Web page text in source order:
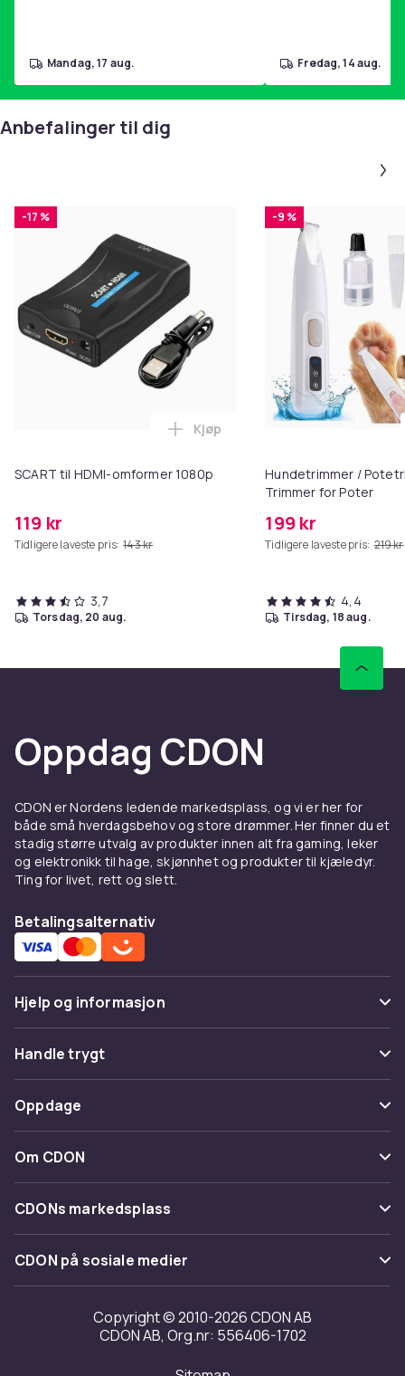
mandag, 17 aug. fredag, 14 aug.
Anbefalinger til dig
-17 %
SCART til HDMI-omformer 1080p
119 kr
Tidligere laveste pris: 143 kr
Legg SCART til HDMI-omformer
Kjøp
3,7
torsdag, 20 aug.
-9 %
Hundetrimmer /
Trimmer for Poter
199 kr
Tidligere laveste pris: 219 kr
4,4
tirsdag, 18 aug.
Oppdag CDON
CDON er Nordens ledende markedsplass, og vi er her for
både små hverdagsbehov og store drømmer. Her finner du et
stadig større utvalg av produkter innen alt fra gaming, leker
og elektronikk til hage, skjønnhet og produkter til kjæledyr.
Ting for livet, rett og slett.
Betalingsalternativ
Hjelp og informasjon
Vanlige spørsmål
Spor pakke
Angre & returner her
Kontakt oss
Handle trygt
Betaling
Levering
Tilbakekallinger
Oppdage
Kategorier
Varemerker
Om CDON
Om oss
Kundeanmeldelser
Jobbe på CDON
Investor relations
Tilgjengelighet
CDONs markedsplass
Merchant Help Center
CDON på sosiale medier
Copyright © 2010-2026 CDON AB
CDON AB, Org.nr: 556406-1702